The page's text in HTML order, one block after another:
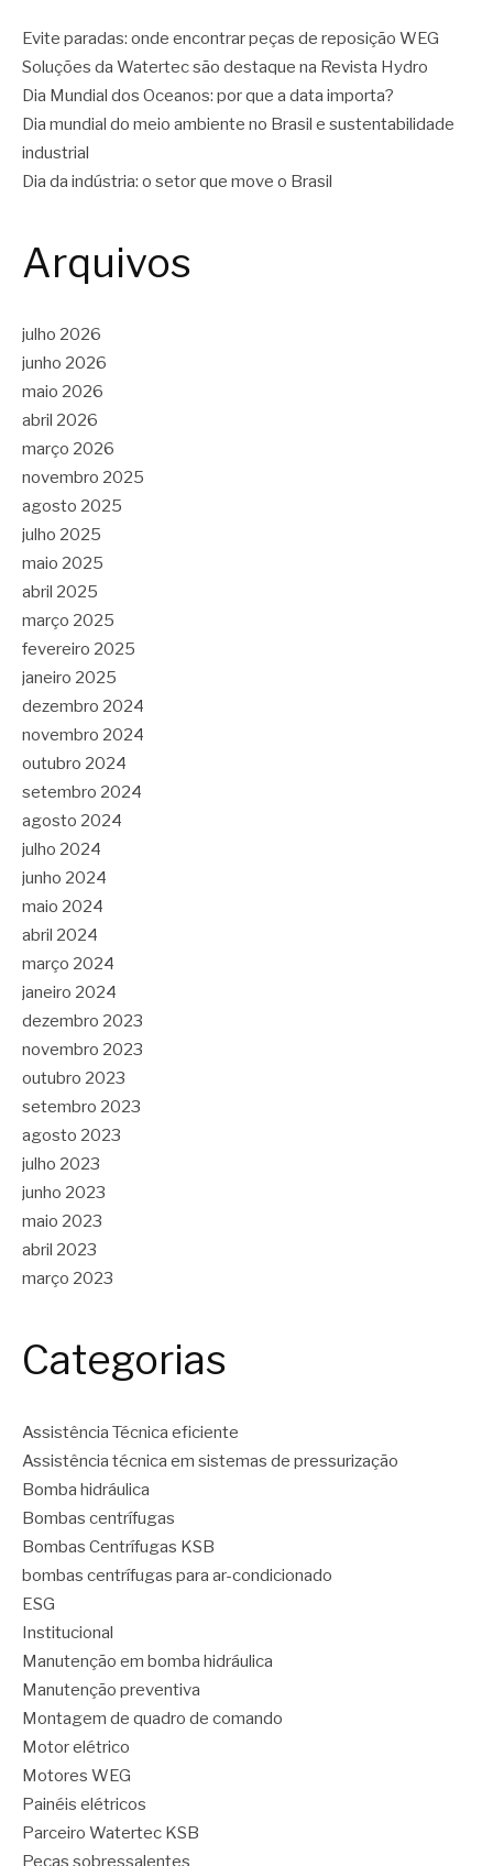
Evite paradas: onde encontrar peças de reposição WEG
Soluções da Watertec são destaque na Revista Hydro
Dia Mundial dos Oceanos: por que a data importa?
Dia mundial do meio ambiente no Brasil e sustentabilidade
industrial
Dia da indústria: o setor que move o Brasil
Arquivos
julho 2026
junho 2026
maio 2026
abril 2026
março 2026
novembro 2025
agosto 2025
julho 2025
maio 2025
abril 2025
março 2025
fevereiro 2025
janeiro 2025
dezembro 2024
novembro 2024
outubro 2024
setembro 2024
agosto 2024
julho 2024
junho 2024
maio 2024
abril 2024
março 2024
janeiro 2024
dezembro 2023
novembro 2023
outubro 2023
setembro 2023
agosto 2023
julho 2023
junho 2023
maio 2023
abril 2023
março 2023
Categorias
Assistência Técnica eficiente
Assistência técnica em sistemas de pressurização
Bomba hidráulica
Bombas centrífugas
Bombas Centrífugas KSB
bombas centrífugas para ar-condicionado
ESG
Institucional
Manutenção em bomba hidráulica
Manutenção preventiva
Montagem de quadro de comando
Motor elétrico
Motores WEG
Painéis elétricos
Parceiro Watertec KSB
Peças sobressalentes